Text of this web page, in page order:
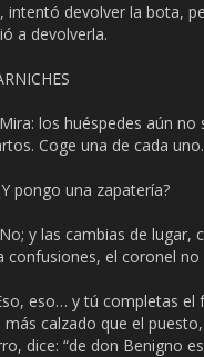
intentó devolver la bota,
a devolverla.
Mira: los huéspedes aún
Coge una de cada
pongo una zapatería?
y las cambias de
confusiones, el coronel
eso… y tú completas
calzado que el
dice: “de don Benigno